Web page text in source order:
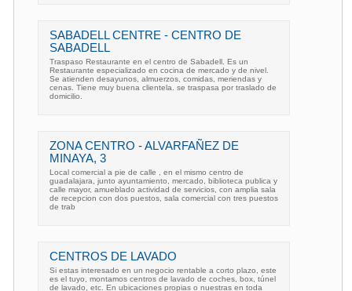
SABADELL CENTRE - CENTRO DE
SABADELL
Traspaso Restaurante en el centro de Sabadell. Es un
Restaurante especializado en cocina de mercado y de nivel.
Se atienden desayunos, almuerzos, comidas, meriendas y
cenas. Tiene muy buena clientela. se traspasa por traslado de
domicilio.
ZONA CENTRO - ALVARFAÑEZ DE
MINAYA, 3
Local comercial a pie de calle , en el mismo centro de
guadalajara, junto ayuntamiento, mercado, biblioteca publica y
calle mayor, amueblado actividad de servicios, con amplia sala
de recepcion con dos puestos, sala comercial con tres puestos
de trab
CENTROS DE LAVADO
Si estas interesado en un negocio rentable a corto plazo, este
es el tuyo, montamos centros de lavado de coches, box, túnel
de lavado, etc. En ubicaciones propias o nuestras en toda